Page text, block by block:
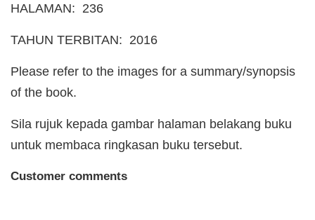
HALAMAN: 236
TAHUN TERBITAN: 2016
Please refer to the images for a summary/synopsis
of the book.
Sila rujuk kepada gambar halaman belakang buku
untuk membaca ringkasan buku tersebut.
Customer comments